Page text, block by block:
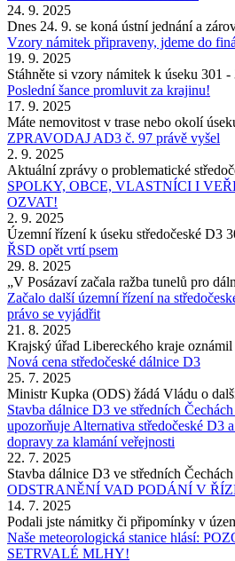
24. 9. 2025
Dnes 24. 9. se koná ústní jednání a
Vzory námitek připraveny, jdeme do
19. 9. 2025
Stáhněte si vzory námitek k úseku 301
Poslední šance promluvit za krajinu!
17. 9. 2025
Máte nemovitost v trase nebo okolí
ZPRAVODAJ AD3 č. 97 právě vyšel
2. 9. 2025
Aktuální zprávy o problematické
SPOLKY, OBCE, VLASTNÍCI I
OZVAT!
2. 9. 2025
Územní řízení k úseku středočeské D3
ŘSD opět vrtí psem
29. 8. 2025
„V Posázaví začala ražba tunelů pro
Začalo další územní řízení na
právo se vyjádřit
21. 8. 2025
Krajský úřad Libereckého kraje
Nová cena středočeské dálnice D3
25. 7. 2025
Ministr Kupka (ODS) žádá Vládu o
Stavba dálnice D3 ve středních
upozorňuje Alternativa středočeské D3
dopravy za klamání veřejnosti
22. 7. 2025
Stavba dálnice D3 ve středních
ODSTRANĚNÍ VAD PODÁNÍ V
14. 7. 2025
Podali jste námitky či připomínky v
Naše meteorologická stanice hlásí:
SETRVALÉ MLHY!